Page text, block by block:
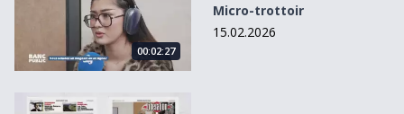
00:02:27
Micro-trottoir
15.02.2026
Chronique